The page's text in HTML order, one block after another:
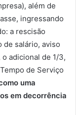
além de
ingressando
a rescisão
de salário, aviso
adicional de 1/3,
de Serviço
uma
em decorrência